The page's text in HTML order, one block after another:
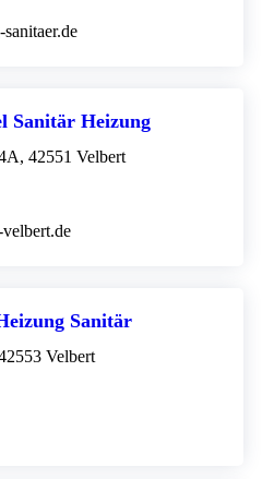
Sanitär Heizung
42551 Velbert
Sanitär
Velbert